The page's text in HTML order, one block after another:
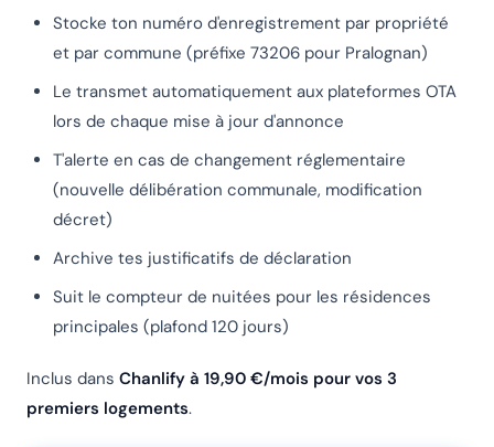
Stocke ton numéro d'enregistrement par propriété
et par commune (préfixe 73206 pour Pralognan)
Le transmet automatiquement aux plateformes OTA
lors de chaque mise à jour d'annonce
T'alerte en cas de changement réglementaire
(nouvelle délibération communale, modification
décret)
Archive tes justificatifs de déclaration
Suit le compteur de nuitées pour les résidences
principales (plafond 120 jours)
Inclus dans Chanlify à 19,90 €/mois pour vos 3
premiers logements.